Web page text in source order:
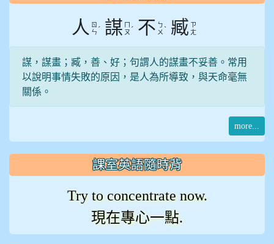
人
ㄖ
ㄣ ˊ 謀 ㄇ
ㄡ ˊ 不 ㄅ
ㄨ ˋ 臧 ㄗ
ㄤ
謀，謀畫；臧，善、好；句謂人的謀畫不妥善。常用
以說明事情失敗的原因，是人為所導致，與天命毫無
關係。
more...
課室英語隨時背
Try to concentrate now.
現在專心一點.